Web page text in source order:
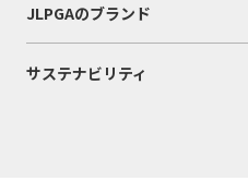
JLPGAのブランド
サステナビリティ